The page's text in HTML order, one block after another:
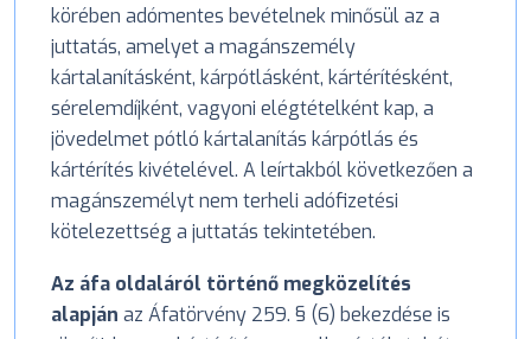
körében adómentes bevételnek minősül az a
juttatás, amelyet a magánszemély
kártalanításként, kárpótlásként, kártérítésként,
sérelemdíjként, vagyoni elégtételként kap, a
jövedelmet pótló kártalanítás kárpótlás és
kártérítés kivételével. A leírtakból következően a
magánszemélyt nem terheli adófizetési
kötelezettség a juttatás tekintetében.
Az áfa oldaláról történő megközelítés
alapján az Áfatörvény 259. § (6) bekezdése is